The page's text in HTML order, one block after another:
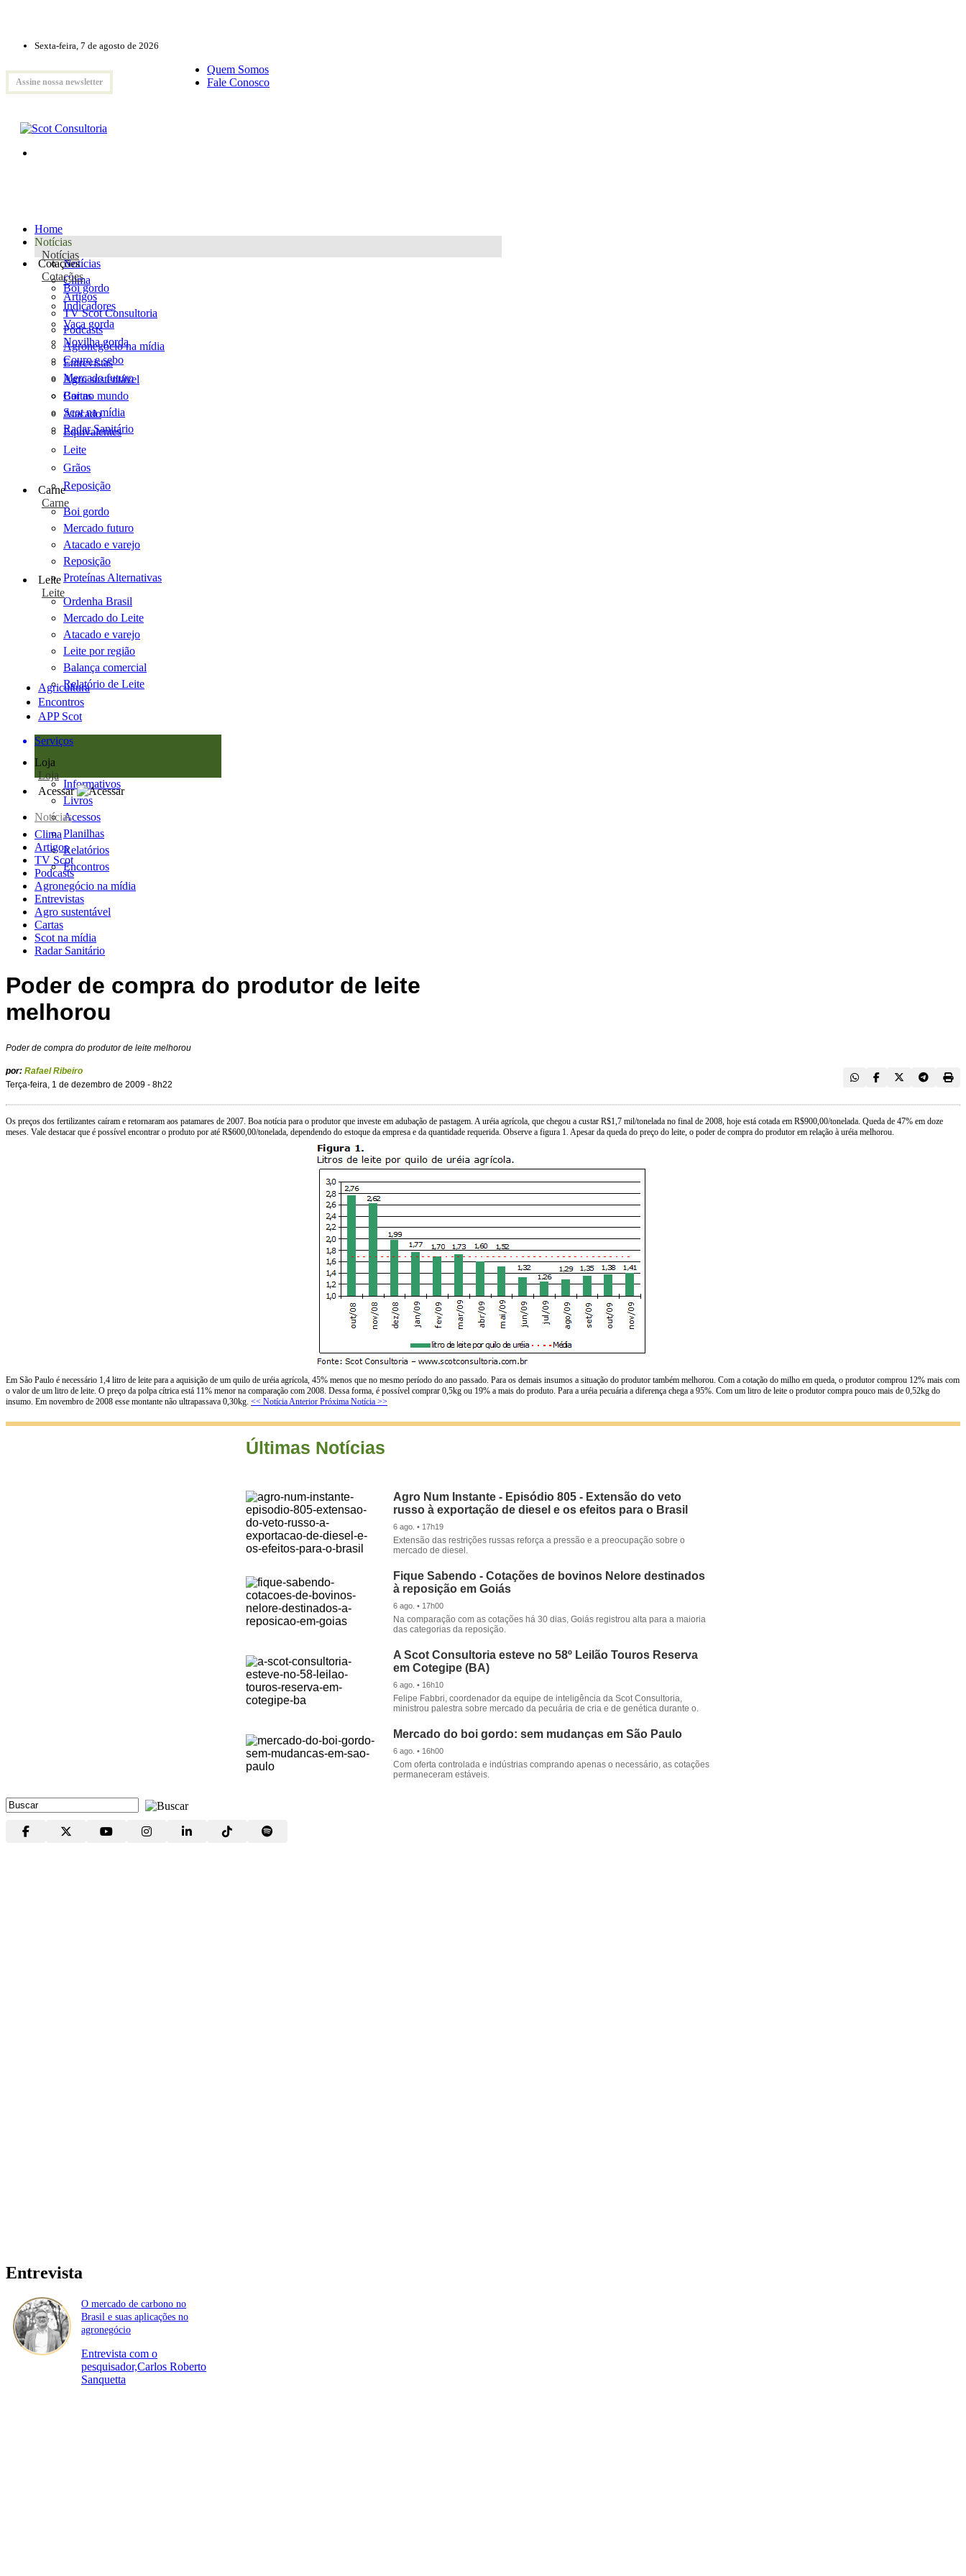
Sexta-feira, 7 de agosto de 2026
Assine nossa newsletter
Quem Somos
Fale Conosco
Home
Notícias
Notícias
Notícias
Clima
Artigos
TV Scot Consultoria
Podcasts
Agronegócio na mídia
Entrevistas
Agro sustentável
Cartas
Scot na mídia
Radar Sanitário
Cotações
Cotações
Boi gordo
Indicadores
Vaca gorda
Novilha gorda
Couro e sebo
Mercado futuro
Boi no mundo
Atacado
Equivalentes
Leite
Grãos
Reposição
Carne
Carne
Boi gordo
Mercado futuro
Atacado e varejo
Reposição
Proteínas Alternativas
Leite
Leite
Ordenha Brasil
Mercado do Leite
Atacado e varejo
Leite por região
Balança comercial
Relatório de Leite
Agricultura
Encontros
APP Scot
Serviços
Loja
Loja
Informativos
Livros
Acessos
Planilhas
Relatórios
Encontros
Acessar
Notícias
Clima
Artigos
TV Scot
Podcasts
Agronegócio na mídia
Entrevistas
Agro sustentável
Cartas
Scot na mídia
Radar Sanitário
Poder de compra do produtor de leite
melhorou
Poder de compra do produtor de leite melhorou
por: Rafael Ribeiro
Terça-feira, 1 de dezembro de 2009 - 8h22
Os preços dos fertilizantes caíram e retornaram aos patamares de 2007. Boa notícia para o produtor que investe em adubação de pastagem. A uréia agrícola, que chegou a custar R$1,7 mil/tonelada no final de 2008, hoje está cotada em R$900,00/tonelada. Queda de 47% em doze
meses. Vale destacar que é possível encontrar o produto por até R$600,00/tonelada, dependendo do estoque da empresa e da quantidade requerida. Observe a figura 1. Apesar da queda do preço do leite, o poder de compra do produtor em relação à uréia melhorou.
Em São Paulo é necessário 1,4 litro de leite para a aquisição de um quilo de uréia agrícola, 45% menos que no mesmo período do ano passado. Para os demais insumos a situação do produtor também melhorou. Com a cotação do milho em queda, o produtor comprou 12% mais com
o valor de um litro de leite. O preço da polpa cítrica está 11% menor na comparação com 2008. Dessa forma, é possível comprar 0,5kg ou 19% a mais do produto. Para a uréia pecuária a diferença chega a 95%. Com um litro de leite o produtor compra pouco mais de 0,52kg do
insumo. Em novembro de 2008 esse montante não ultrapassava 0,30kg. << Notícia Anterior Próxima Notícia >>
Últimas Notícias
Agro Num Instante - Episódio 805 - Extensão do veto
russo à exportação de diesel e os efeitos para o Brasil
6 ago. • 17h19
Extensão das restrições russas reforça a pressão e a preocupação sobre o
mercado de diesel.
Fique Sabendo - Cotações de bovinos Nelore destinados
à reposição em Goiás
6 ago. • 17h00
Na comparação com as cotações há 30 dias, Goiás registrou alta para a maioria
das categorias da reposição.
A Scot Consultoria esteve no 58º Leilão Touros Reserva
em Cotegipe (BA)
6 ago. • 16h10
Felipe Fabbri, coordenador da equipe de inteligência da Scot Consultoria,
ministrou palestra sobre mercado da pecuária de cria e de genética durante o.
Mercado do boi gordo: sem mudanças em São Paulo
6 ago. • 16h00
Com oferta controlada e indústrias comprando apenas o necessário, as cotações
permaneceram estáveis.
Entrevista
O mercado de carbono no
Brasil e suas aplicações no
agronegócio
Entrevista com o
pesquisador,Carlos Roberto
Sanquetta